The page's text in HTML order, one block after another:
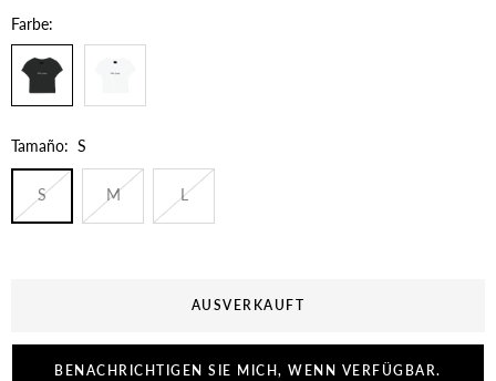
Farbe:
Tamaño: S
S M L
AUSVERKAUFT
BENACHRICHTIGEN SIE MICH, WENN VERFÜGBAR.